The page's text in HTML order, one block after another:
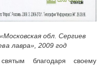
обл. Сергиев
лавра», 2009 год
благодаря своему